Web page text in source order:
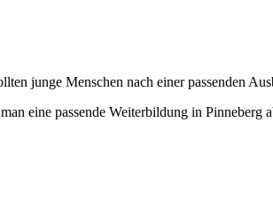
junge Menschen nach einer passenden
eine passende Weiterbildung in